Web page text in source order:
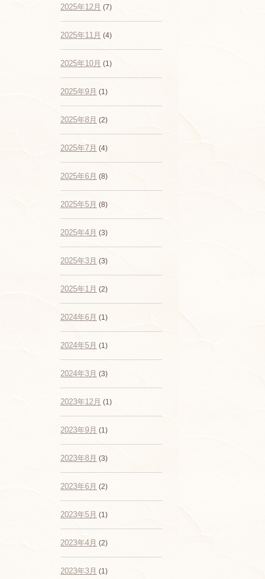
2025年12月 (7)
2025年11月 (4)
2025年10月 (1)
2025年9月 (1)
2025年8月 (2)
2025年7月 (4)
2025年6月 (8)
2025年5月 (8)
2025年4月 (3)
2025年3月 (3)
2025年1月 (2)
2024年6月 (1)
2024年5月 (1)
2024年3月 (3)
2023年12月 (1)
2023年9月 (1)
2023年8月 (3)
2023年6月 (2)
2023年5月 (1)
2023年4月 (2)
2023年3月 (1)